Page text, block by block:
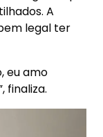
A
legal ter
eu amo
finaliza.